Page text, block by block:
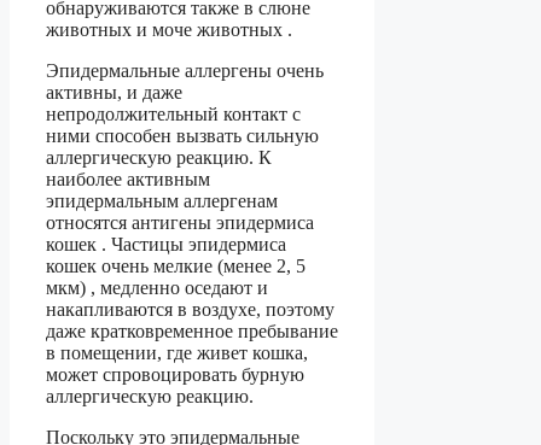
обнаруживаются также в слюне
животных и моче животных .
Эпидермальные аллергены очень
активны, и даже
непродолжительный контакт с
ними способен вызвать сильную
аллергическую реакцию. К
наиболее активным
эпидермальным аллергенам
относятся антигены эпидермиса
кошек . Частицы эпидермиса
кошек очень мелкие (менее 2, 5
мкм) , медленно оседают и
накапливаются в воздухе, поэтому
даже кратковременное пребывание
в помещении, где живет кошка,
может спровоцировать бурную
аллергическую реакцию.
Поскольку это эпидермальные